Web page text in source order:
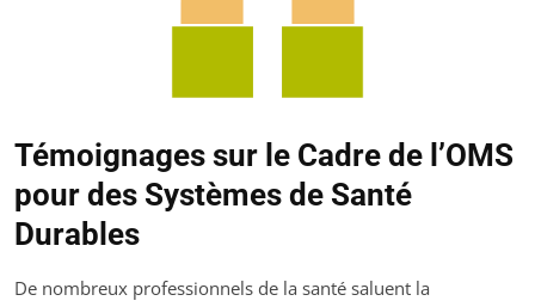
Témoignages sur le Cadre de l’OMS
pour des Systèmes de Santé
Durables
De nombreux professionnels de la santé saluent la